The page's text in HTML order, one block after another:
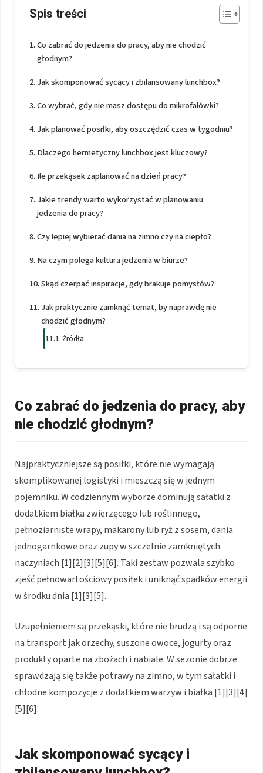
Spis treści
Co zabrać do jedzenia do pracy, aby nie chodzić
głodnym?
Jak skomponować sycący i zbilansowany lunchbox?
Co wybrać, gdy nie masz dostępu do mikrofalówki?
Jak planować posiłki, aby oszczędzić czas w tygodniu?
Dlaczego hermetyczny lunchbox jest kluczowy?
Ile przekąsek zaplanować na dzień pracy?
Jakie trendy warto wykorzystać w planowaniu
jedzenia do pracy?
Czy lepiej wybierać dania na zimno czy na ciepło?
Na czym polega kultura jedzenia w biurze?
Skąd czerpać inspiracje, gdy brakuje pomysłów?
Jak praktycznie zamknąć temat, by naprawdę nie
chodzić głodnym?
Źródła:
Co zabrać do jedzenia do pracy, aby
nie chodzić głodnym?
Najpraktyczniejsze są posiłki, które nie wymagają
skomplikowanej logistyki i mieszczą się w jednym
pojemniku. W codziennym wyborze dominują sałatki z
dodatkiem białka zwierzęcego lub roślinnego,
pełnoziarniste wrapy, makarony lub ryż z sosem, dania
jednogarnkowe oraz zupy w szczelnie zamkniętych
naczyniach [1][2][3][5][6]. Taki zestaw pozwala szybko
zjeść pełnowartościowy posiłek i uniknąć spadków energii
w środku dnia [1][3][5].
Uzupełnieniem są przekąski, które nie brudzą i są odporne
na transport jak orzechy, suszone owoce, jogurty oraz
produkty oparte na zbożach i nabiale. W sezonie dobrze
sprawdzają się także potrawy na zimno, w tym sałatki i
chłodne kompozycje z dodatkiem warzyw i białka [1][3][4]
[5][6].
Jak skomponować sycący i